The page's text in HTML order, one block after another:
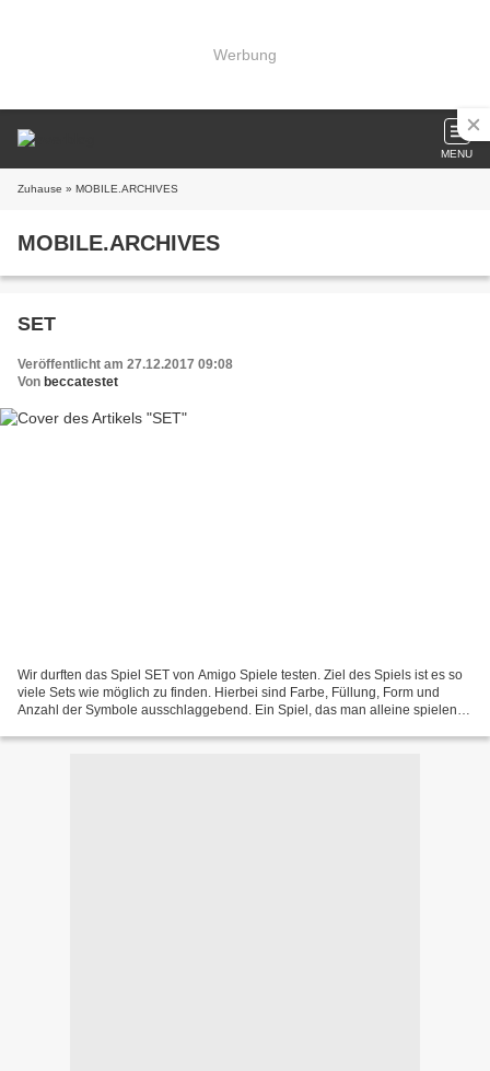
Werbung
MENU
Zuhause » MOBILE.ARCHIVES
MOBILE.ARCHIVES
SET
Veröffentlicht am 27.12.2017 09:08
Von beccatestet
Wir durften das Spiel SET von Amigo Spiele testen. Ziel des Spiels ist es so
viele Sets wie möglich zu finden. Hierbei sind Farbe, Füllung, Form und
Anzahl der Symbole ausschlaggebend. Ein Spiel, das man alleine spielen